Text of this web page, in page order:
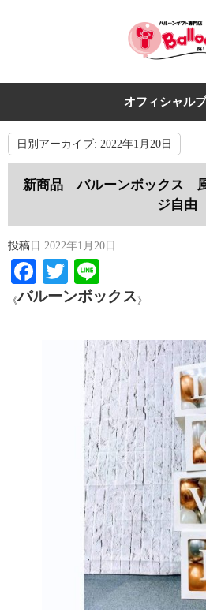
オフィシャル
日別アーカイブ: 2022年1月20日
新商品 バルーンボックス
ジ自由
投稿日 2022年1月20日
Facebook
Twitter
《バルーンボックス 》